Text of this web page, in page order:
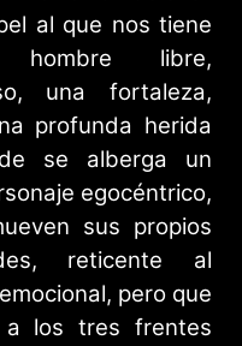
al que nos tiene
hombre libre,
una fortaleza,
profunda herida
se alberga un
egocéntrico,
sus propios
reticente al
pero que
a los tres frentes